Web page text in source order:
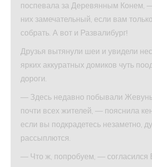
поспевала за Деревянным Конем,
них замечательный, если вам
собрать. А вот и Развалибург!
Друзья вытянули шеи и увидели
ярких аккуратных домиков чуть
дороги.
— Здесь недавно побывали
почти всех жителей, — пояснила
если вы подкрадетесь незаметно,
рассыплются.
— Что ж, попробуем, — согласился